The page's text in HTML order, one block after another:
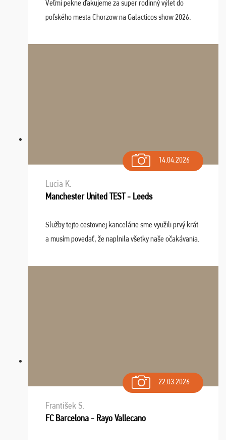
Veľmi pekne ďakujeme za super rodinný výlet do
poľského mesta Chorzow na Galacticos show 2026.
Navštívili sme aj zábavný park Legendia, previe ...
14.04.2026
Lucia K.
Manchester United TEST - Leeds
Služby tejto cestovnej kancelárie sme využili prvý krát
a musím povedať, že naplnila všetky naše očakávania.
dispozícii nonstop (milí, profesionálni ...
22.03.2026
František S.
FC Barcelona - Rayo Vallecano